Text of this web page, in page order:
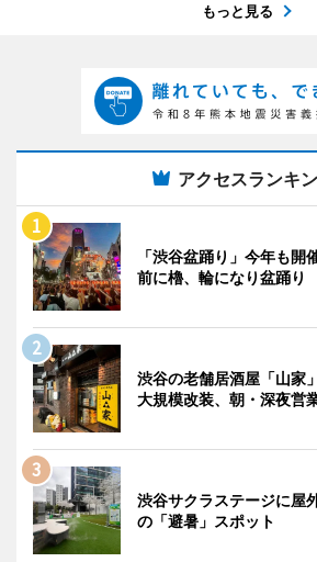
もっと見る
アクセスランキ
「渋谷盆踊り」今年も
前に櫓、輪になり盆踊り
渋谷の老舗居酒屋「山
大規模改装、朝・深夜営
渋谷サクラステージに屋
の「避暑」スポット